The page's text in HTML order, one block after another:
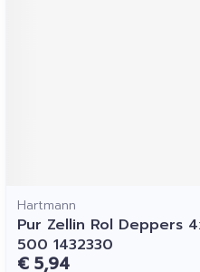
Hartmann
Pur Zellin Rol Deppers
500 1432330
€ 5,94